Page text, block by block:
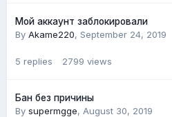
Мой аккаунт заблокировали
By Akame220, September 24, 2019
5 replies 2799 views
Бан без причины
By supermgge, August 30, 2019